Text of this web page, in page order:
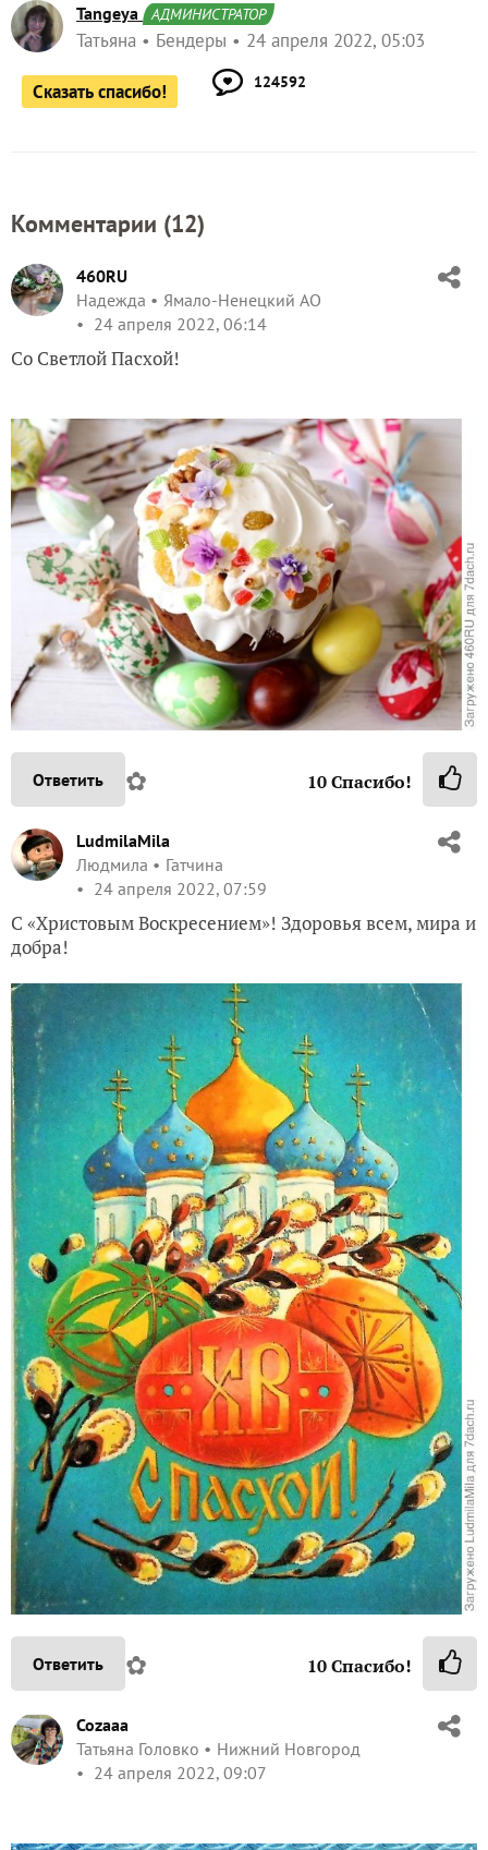
Tangeya АДМИНИСТРАТОР
Татьяна Бендеры 24 апреля 2022, 05:03
Сказать спасибо! 124592
Комментарии (12)
460RU
Надежда
Ямало-Ненецкий АО
24 апреля 2022, 06:14
Со Светлой Пасхой!
Ответить ✿ 10Спасибо!
LudmilaMila
Людмила
Гатчина
24 апреля 2022, 07:59
С «Христовым Воскресением»! Здоровья всем, мира и
добра!
Ответить ✿ 10Спасибо!
Cozaaa
Татьяна Головко
Нижний Новгород
24 апреля 2022, 09:07